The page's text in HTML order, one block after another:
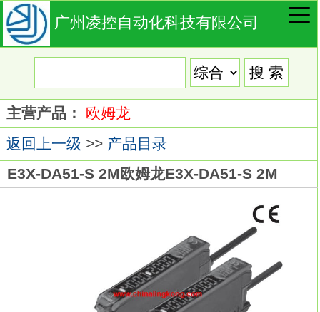
广州凌控自动化科技有限公司
主营产品：
欧姆龙
返回上一级 >> 产品目录
E3X-DA51-S 2M欧姆龙E3X-DA51-S 2M